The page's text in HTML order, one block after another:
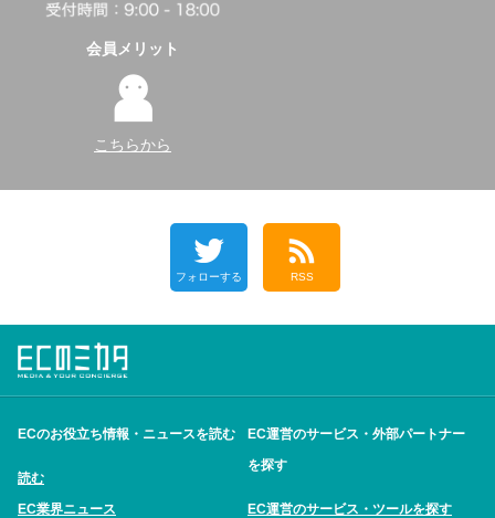
会員メリット
こちらから
フォローする RSS
ECのお役立ち情報・ニュースを読む
読む
EC業界ニュース
EC運営のサービス・外部パートナー
を探す
EC運営のサービス・ツールを探す